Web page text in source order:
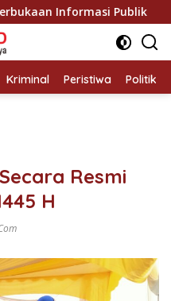
Publik Sinergi
Kriminal Peristiwa Politik
Resmi
H